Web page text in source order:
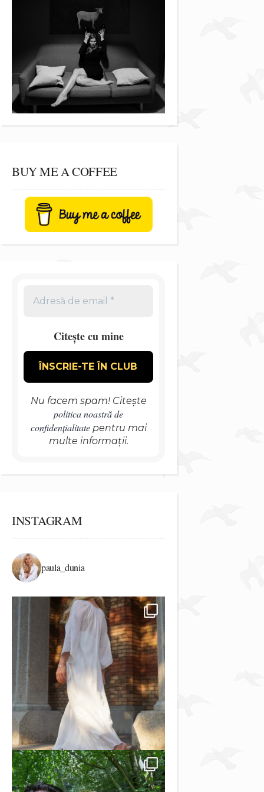
BUY ME A COFFEE
Citește cu mine
Nu facem spam! Citește
politica noastră de
confidențialitatepentru mai
multe informații.
INSTAGRAM
paula_dunia